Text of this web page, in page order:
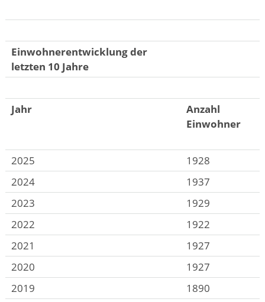
Einwohnerentwicklung der
letzten 10 Jahre
Jahr
Anzahl
Einwohner
2025
1928
2024
1937
2023
1929
2022
1922
2021
1927
2020
1927
2019
1890